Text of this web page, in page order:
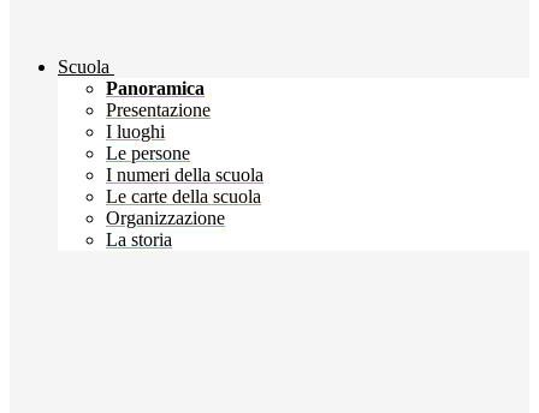
Scuola
Panoramica
Presentazione
I luoghi
Le persone
I numeri della scuola
Le carte della scuola
Organizzazione
La storia